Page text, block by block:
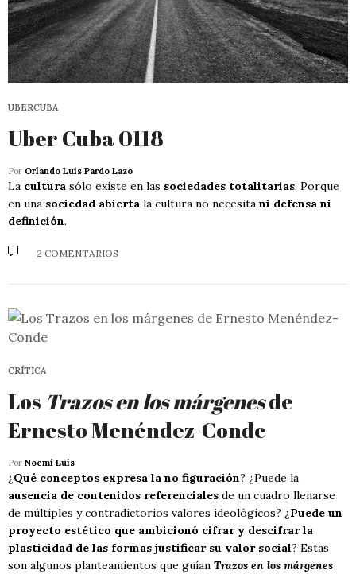
UBERCUBA
Uber Cuba 0118
Por Orlando Luis Pardo Lazo
La cultura sólo existe en las sociedades totalitarias. Porque
en una sociedad abierta la cultura no necesita ni defensa ni
definición.
2 COMENTARIOS
CRÍTICA
Los Trazos en los márgenesde
Ernesto Menéndez-Conde
Por Noemí Luis
¿Qué conceptos expresa la no figuración? ¿Puede la
ausencia de contenidos referenciales de un cuadro llenarse
de múltiples y contradictorios valores ideológicos? ¿Puede un
proyecto estético que ambicionó cifrar y descifrar la
plasticidad de las formas justificar su valor social? Estas
son algunos planteamientos que guían Trazos en los márgenes